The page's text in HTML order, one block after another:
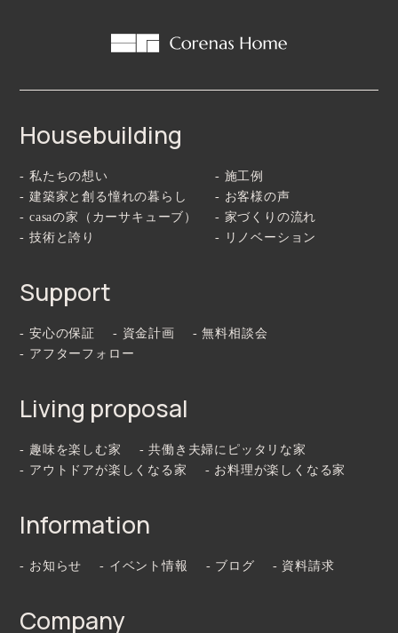
Housebuilding
- 私たちの想い
- 建築家と創る憧れの暮らし
- casaの家（カーサキューブ）
- 技術と誇り
- 施工例
- お客様の声
- 家づくりの流れ
- リノベーション
Support
- 安心の保証 - 資金計画
- 無料相談会
- アフターフォロー
Living proposal
- 趣味を楽しむ家
- 共働き夫婦にピッタリな家
- アウトドアが楽しくなる家
- お料理が楽しくなる家
Information
- お知らせ - イベント情報 - ブログ - 資料請求
Company